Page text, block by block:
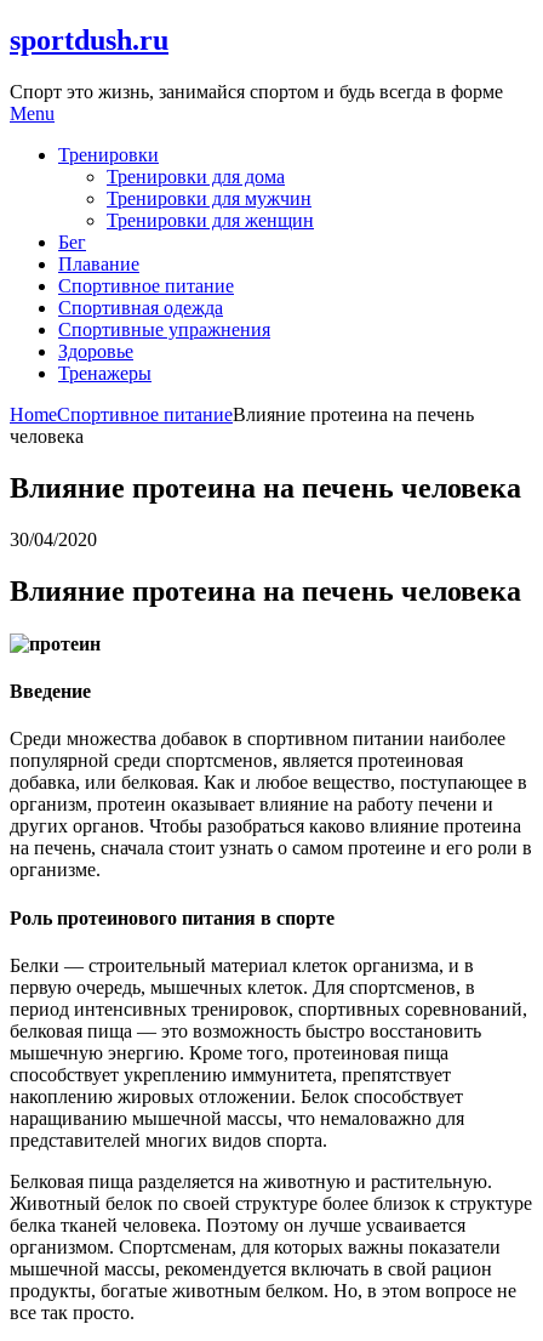
Skip
to
sportdush.ru
Спорт это жизнь, занимайся спортом и будь всегда в форме
Menu
Тренировки
Тренировки для дома
Тренировки для мужчин
Тренировки для женщин
Бег
Плавание
Спортивное питание
Спортивная одежда
Спортивные упражнения
Здоровье
Тренажеры
HomeСпортивное питаниеВлияние протеина на печень
человека
Влияние протеина на печень человека
30/04/2020
Влияние протеина на печень человека
Введение
Среди множества добавок в спортивном питании наиболее
популярной среди спортсменов, является протеиновая
добавка, или белковая. Как и любое вещество, поступающее в
организм, протеин оказывает влияние на работу печени и
других органов. Чтобы разобраться каково влияние протеина
на печень, сначала стоит узнать о самом протеине и его роли в
организме.
Роль протеинового питания в спорте
Белки — строительный материал клеток организма, и в
первую очередь, мышечных клеток. Для спортсменов, в
период интенсивных тренировок, спортивных соревнований,
белковая пища — это возможность быстро восстановить
мышечную энергию. Кроме того, протеиновая пища
способствует укреплению иммунитета, препятствует
накоплению жировых отложении. Белок способствует
наращиванию мышечной массы, что немаловажно для
представителей многих видов спорта.
Белковая пища разделяется на животную и растительную.
Животный белок по своей структуре более близок к структуре
белка тканей человека. Поэтому он лучше усваивается
организмом. Спортсменам, для которых важны показатели
мышечной массы, рекомендуется включать в свой рацион
продукты, богатые животным белком. Но, в этом вопросе не
все так просто.